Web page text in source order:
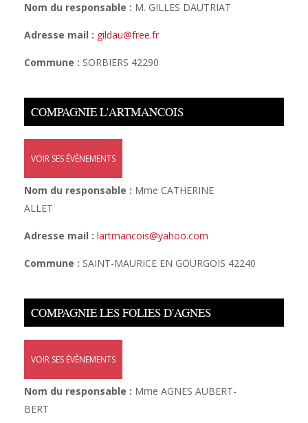
Nom du responsable : M. GILLES DAUTRIAT
Adresse mail : gildau@free.fr
Commune : SORBIERS 42290
COMPAGNIE L'ARTMANCOIS
VOIR SES ÉVÈNEMENTS
Nom du responsable : Mme CATHERINE
ALLET
Adresse mail : lartmancois@yahoo.com
Commune : SAINT-MAURICE EN GOURGOIS 42240
COMPAGNIE LES FOLIES D'AGNES
VOIR SES ÉVÈNEMENTS
Nom du responsable : Mme AGNES AUBERT-
BERT